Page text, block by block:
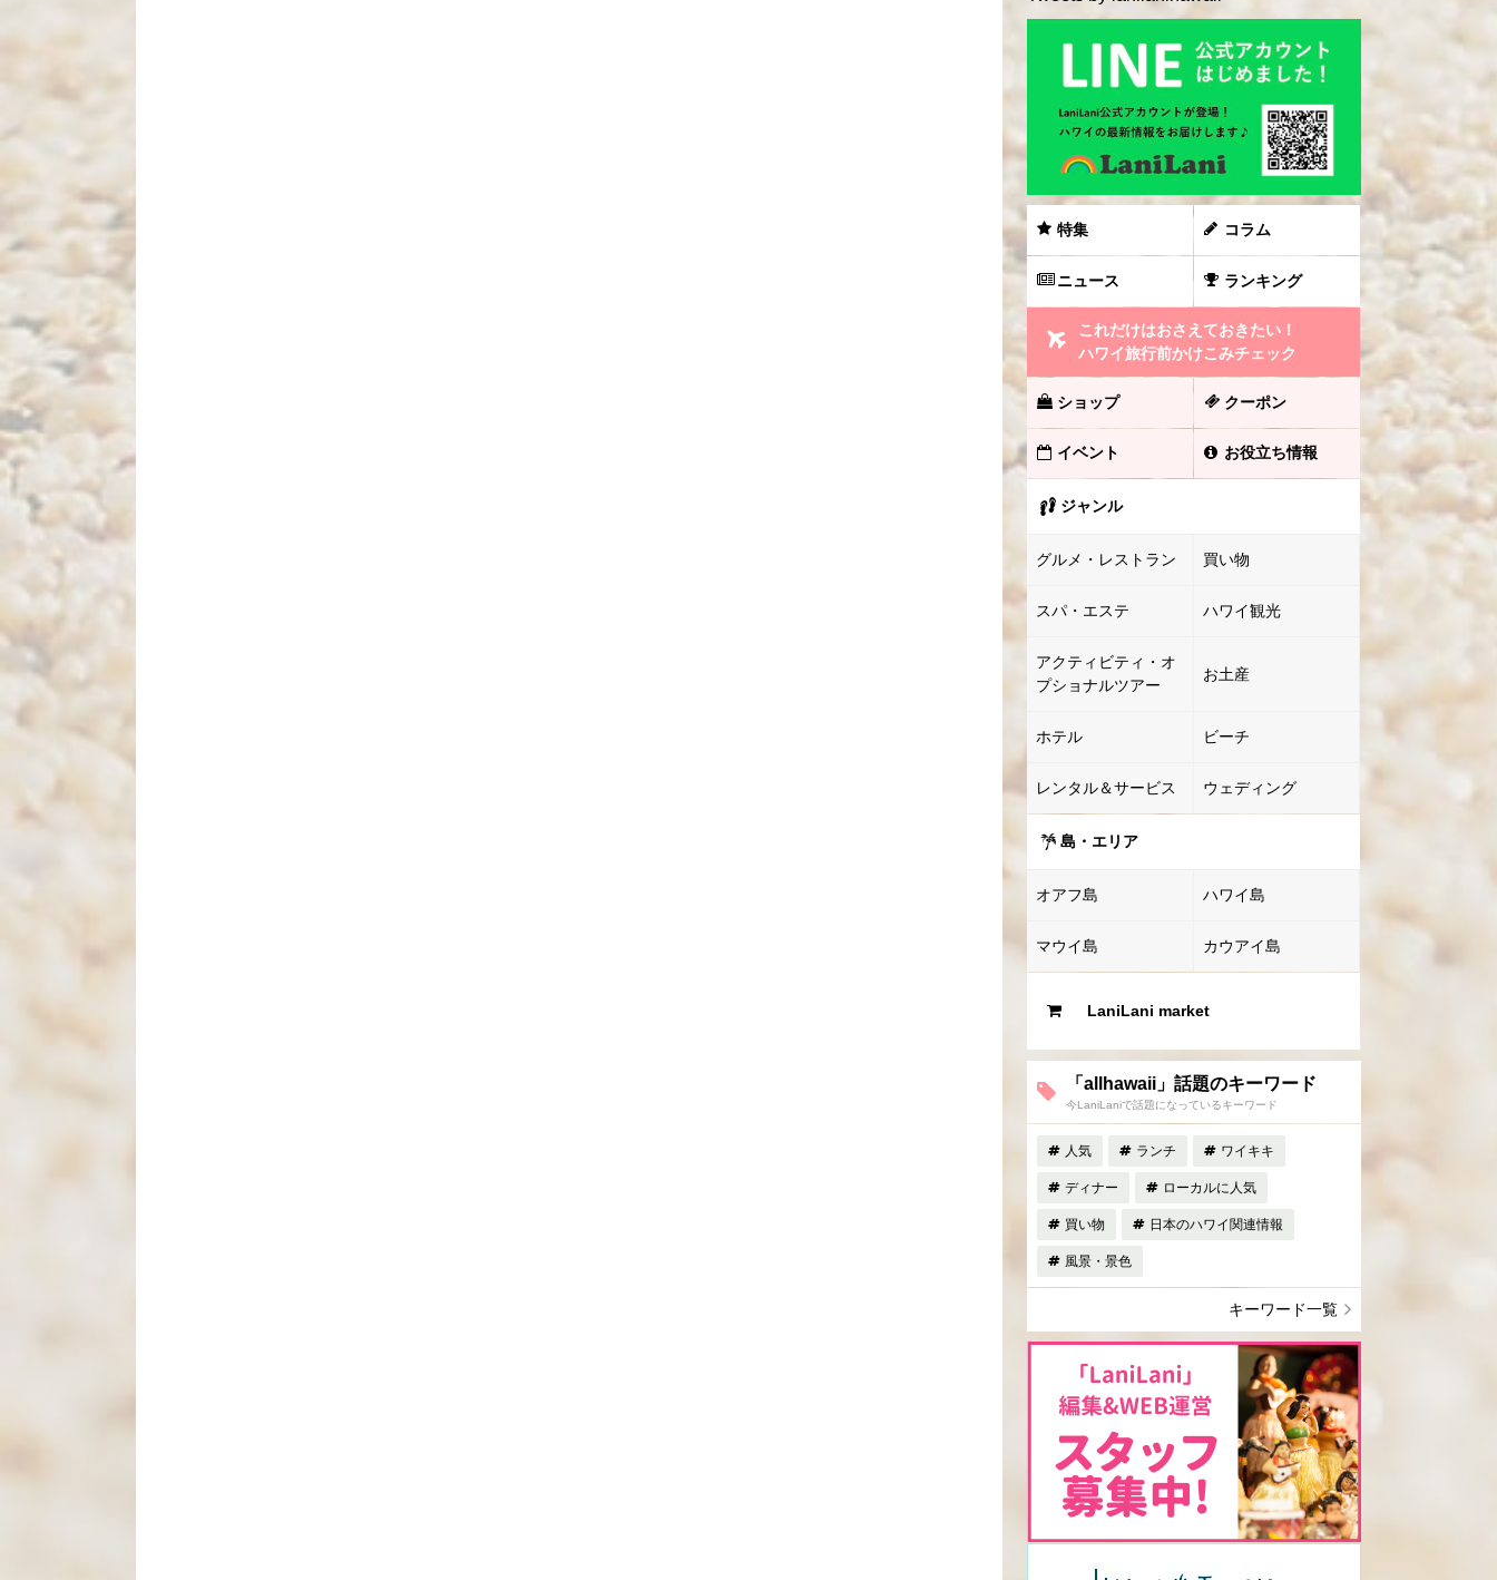
特集 コラム
ニュース ランキング
これだけはおさえておきたい！
ハワイ旅行前かけこみチェック
ショップ クーポン
イベント お役立ち情報
ジャンル
グルメ・レストラン 買い物
スパ・エステ ハワイ観光
アクティビティ・オ
プショナルツアー
お土産
ホテル ビーチ
レンタル＆サービス ウェディング
島・エリア
オアフ島 ハワイ島
マウイ島 カウアイ島
LaniLani market
「allhawaii」話題のキーワード
今LaniLaniで話題になっているキーワード
人気 ランチ ワイキキ
ディナー ローカルに人気
買い物 日本のハワイ関連情報
風景・景色
キーワード一覧